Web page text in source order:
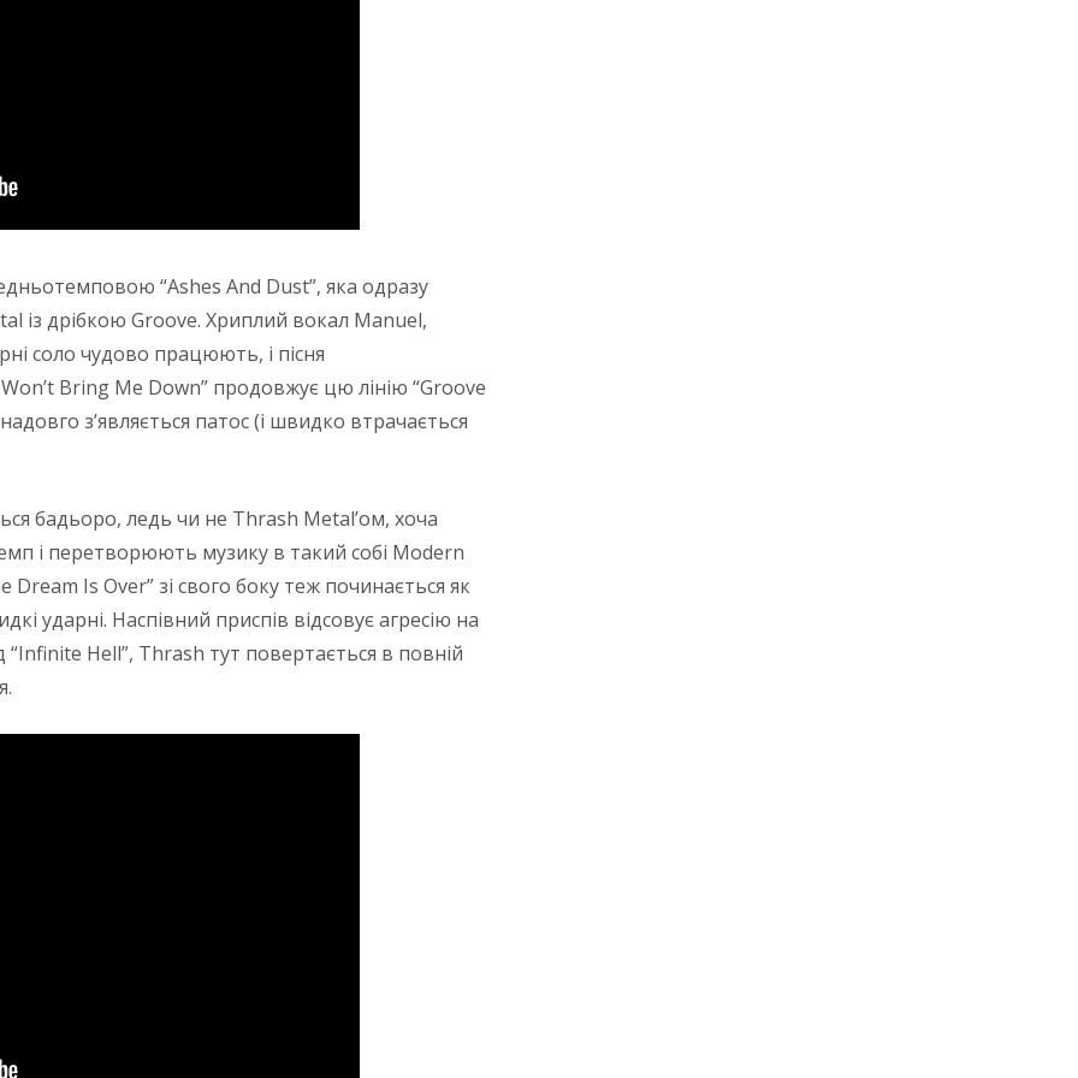
“Ashes And Dust”, яка одразу
із дрібкою Groove. Хриплий вокал Manuel,
соло чудово працюють, і пісня
Bring Me Down” продовжує цю лінію “Groove
з’являється патос (і швидко втрачається
бадьоро, ледь чи не Thrash Metal’ом, хоча
і перетворюють музику в такий собі Modern
Dream Is Over” зі свого боку теж починається як
ударні. Наспівний приспів відсовує агресію на
“Infinite Hell”, Thrash тут повертається в повній